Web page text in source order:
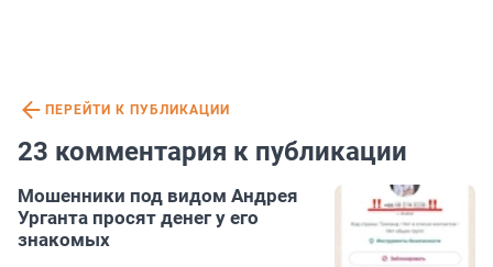
ПЕРЕЙТИ К ПУБЛИКАЦИИ
23 комментария к публикации
Мошенники под видом Андрея
Урганта просят денег у его
знакомых